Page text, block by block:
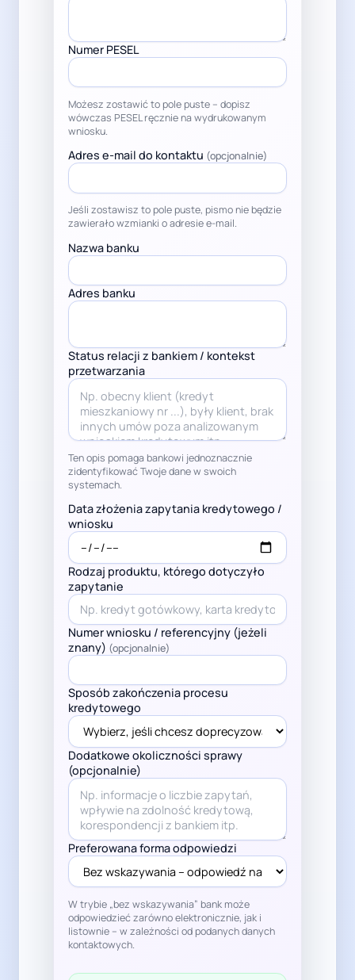
Numer PESEL
Możesz zostawić to pole puste – dopisz
wówczas PESEL ręcznie na wydrukowanym
wniosku.
Adres e-mail do kontaktu (opcjonalnie)
Jeśli zostawisz to pole puste, pismo nie będzie
zawierało wzmianki o adresie e-mail.
Nazwa banku
Adres banku
Status relacji z bankiem / kontekst
przetwarzania
Ten opis pomaga bankowi jednoznacznie
zidentyfikować Twoje dane w swoich
systemach.
Data złożenia zapytania kredytowego /
wniosku
Rodzaj produktu, którego dotyczyło
zapytanie
Numer wniosku / referencyjny (jeżeli
znany) (opcjonalnie)
Sposób zakończenia procesu
kredytowego
Dodatkowe okoliczności sprawy
(opcjonalnie)
Preferowana forma odpowiedzi
W trybie „bez wskazywania” bank może
odpowiedzieć zarówno elektronicznie, jak i
listownie – w zależności od podanych danych
kontaktowych.